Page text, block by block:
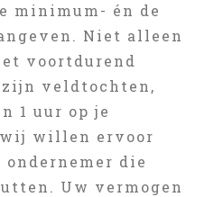
minimum- én de
Niet alleen
voortdurend
veldtochten,
1 uur op je
willen ervoor
die
Uw vermogen